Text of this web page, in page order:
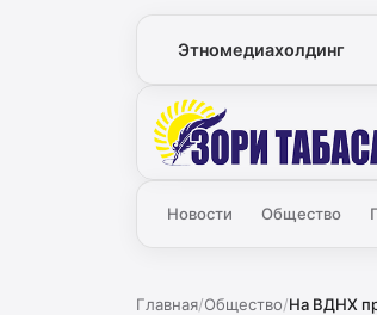
Этномедиахолдинг
Зори
Новости Общество
Главная/Общество/На ВДНХ